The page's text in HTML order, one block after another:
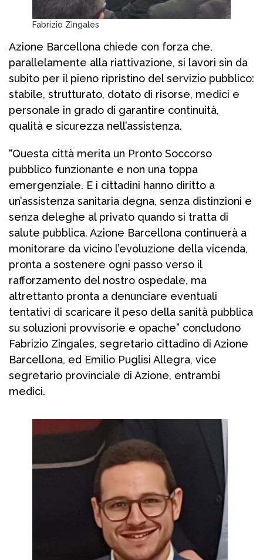
Fabrizio Zingales
Azione Barcellona chiede con forza che,
parallelamente alla riattivazione, si lavori sin da
subito per il pieno ripristino del servizio pubblico:
stabile, strutturato, dotato di risorse, medici e
personale in grado di garantire continuità,
qualità e sicurezza nell’assistenza.
“Questa città merita un Pronto Soccorso
pubblico funzionante e non una toppa
emergenziale. E i cittadini hanno diritto a
un’assistenza sanitaria degna, senza distinzioni e
senza deleghe al privato quando si tratta di
salute pubblica. Azione Barcellona continuerà a
monitorare da vicino l’evoluzione della vicenda,
pronta a sostenere ogni passo verso il
rafforzamento del nostro ospedale, ma
altrettanto pronta a denunciare eventuali
tentativi di scaricare il peso della sanità pubblica
su soluzioni provvisorie e opache” concludono
Fabrizio Zingales, segretario cittadino di Azione
Barcellona, ed Emilio Puglisi Allegra, vice
segretario provinciale di Azione, entrambi
medici.